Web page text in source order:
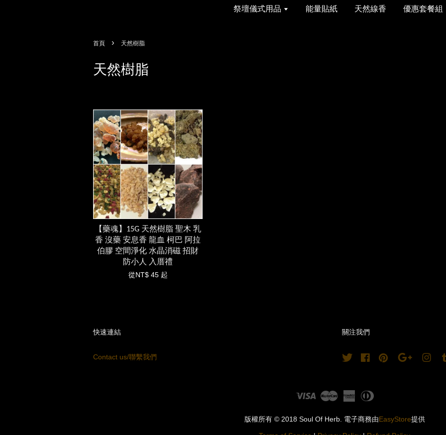
祭壇儀式用品 能量貼紙 天然線香 優惠套餐組
首頁 › 天然樹脂
天然樹脂
【藥魂】15G 天然樹脂 聖木 乳
香 沒藥 安息香 龍血 柯巴 阿拉
伯膠 空間淨化 水晶消磁 招財
防小人 入厝禮
從 NT$ 45 起
快速連結
Contact us/聯繫我們
關注我們
Twitter FacebookPinterest Google
Visa Master AmericanDiners
版權所有 © 2018 Soul Of Herb. 電子商務由 EasyStore提供